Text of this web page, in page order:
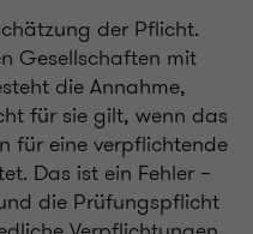
der Pflicht.
Gesellschaften mit
die Annahme,
für sie gilt, wenn das
für eine verpflichtende
Das ist ein Fehler –
die Prüfungspflicht